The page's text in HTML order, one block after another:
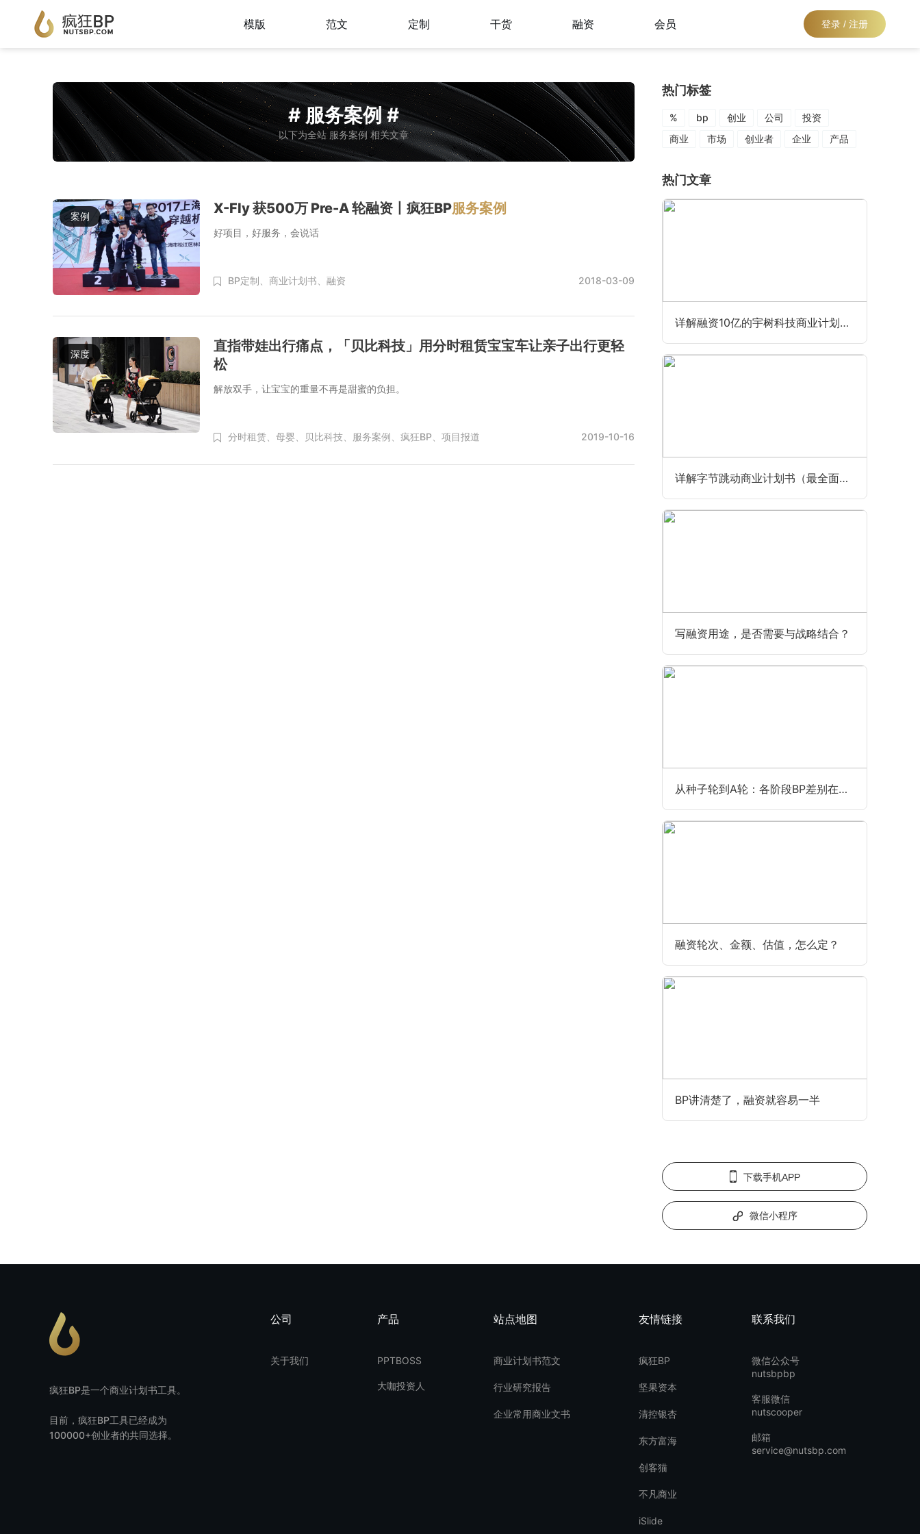
模版 范文 定制 干货 融资 会员 登录 / 注册
# 服务案例 #
以下为全站 服务案例 相关文章
案例 X-Fly 获500万 Pre-A 轮融资丨疯狂BP服务案例
好项目，好服务，会说话
BP定制、 商业计划书、 融资 2018-03-09
深度
直指带娃出行痛点，「贝比科技」用分时租赁宝宝车让亲子出行更轻
松
解放双手，让宝宝的重量不再是甜蜜的负担。
分时租赁、 母婴、 贝比科技、 服务案例、 疯狂BP、 项目报道 2019-10-16
热门标签
% bp 创业 公司
投资
商业
市场 创业者 企业 产品
热门文章
详解融资10亿的宇树科技商业计划书（最全最新版）
详解字节跳动商业计划书（最全面完整版）
写融资用途，是否需要与战略结合？
从种子轮到A轮：各阶段BP差别在哪？
融资轮次、金额、估值，怎么定？
BP讲清楚了，融资就容易一半
下载手机APP
微信小程序
疯狂BP是一个商业计划书工具。
目前，疯狂BP工具已经成为
100000+创业者的共同选择。
公司
关于我们
产品
PPTBOSS
大咖投资人
站点地图
商业计划书范文
行业研究报告
企业常用商业文书
友情链接
疯狂BP
坚果资本
清控银杏
东方富海
创客猫
不凡商业
iSlide
联系我们
微信公众号
nutsbpbp
客服微信
nutscooper
邮箱
service@nutsbp.com